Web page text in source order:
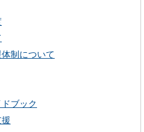
制について
ブック